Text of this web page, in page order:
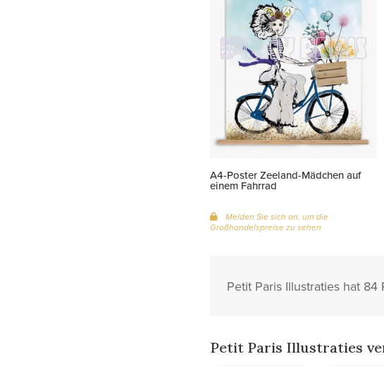
A4-Poster Zeeland-Mädchen auf
einem Fahrrad
Melden Sie sich an, um die
Großhandelspreise zu sehen
Petit Paris Illustraties hat
Petit Paris Illustraties